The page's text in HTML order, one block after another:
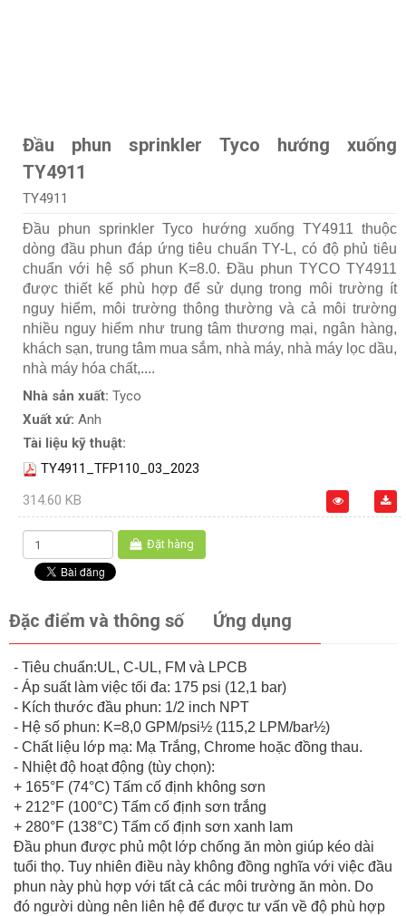
Đầu phun sprinkler Tyco hướng xuống
TY4911
TY4911
Đầu phun sprinkler Tyco hướng xuống TY4911 thuộc
dòng đầu phun đáp ứng tiêu chuẩn TY-L, có độ phủ tiêu
chuẩn với hệ số phun K=8.0. Đầu phun TYCO TY4911
được thiết kế phù hợp để sử dụng trong môi trường ít
nguy hiểm, môi trường thông thường và cả môi trường
nhiều nguy hiểm như trung tâm thương mại, ngân hàng,
khách sạn, trung tâm mua sắm, nhà máy, nhà máy lọc dầu,
nhà máy hóa chất,....
Nhà sản xuất: Tyco
Xuất xứ: Anh
Tài liệu kỹ thuật:
TY4911_TFP110_03_2023
314.60 KB
Đặt hàng
Đặc điểm và thông số Ứng dụng
- Tiêu chuẩn:UL, C-UL, FM và LPCB
- Áp suất làm việc tối đa: 175 psi (12,1 bar)
- Kích thước đầu phun: 1/2 inch NPT
- Hệ số phun: K=8,0 GPM/psi½ (115,2 LPM/bar½)
- Chất liệu lớp mạ: Mạ Trắng, Chrome hoặc đồng thau.
- Nhiệt độ hoạt động (tùy chọn):
+ 165°F (74°C) Tấm cố định không sơn
+ 212°F (100°C) Tấm cố định sơn trắng
+ 280°F (138°C) Tấm cố định sơn xanh lam
Đầu phun được phủ một lớp chống ăn mòn giúp kéo dài
tuổi thọ. Tuy nhiên điều này không đồng nghĩa với việc đầu
phun này phù hợp với tất cả các môi trường ăn mòn. Do
đó người dùng nên liên hệ để được tư vấn về độ phù hợp